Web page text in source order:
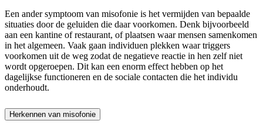
Een ander symptoom van misofonie is het vermijden van bepaalde
situaties door de geluiden die daar voorkomen. Denk bijvoorbeeld
aan een kantine of restaurant, of plaatsen waar mensen samenkomen
in het algemeen. Vaak gaan individuen plekken waar triggers
voorkomen uit de weg zodat de negatieve reactie in hen zelf niet
wordt opgeroepen. Dit kan een enorm effect hebben op het
dagelijkse functioneren en de sociale contacten die het individu
onderhoudt.
Herkennen van misofonie